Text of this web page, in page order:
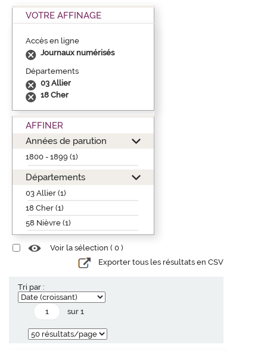
VOTRE AFFINAGE
Accès en ligne
Journaux numérisés
Départements
03 Allier
18 Cher
AFFINER
Années de parution
1800 - 1899 (1)
Départements
03 Allier (1)
18 Cher (1)
58 Nièvre (1)
Voir la sélection ( 0 )
Exporter tous les résultats en CSV
Tri par :
sur 1